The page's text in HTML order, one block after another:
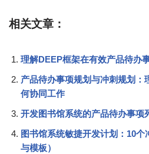
相关文章：
理解DEEP框架在有效产品待办
产品待办事项规划与冲刺规划：
何协同工作
开发图书馆系统的产品待办事项
图书馆系统敏捷开发计划：10个
与模板）